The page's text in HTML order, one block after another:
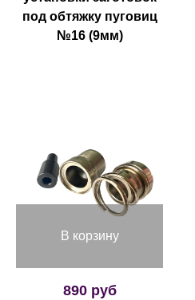
под обтяжку пуговиц
№16 (9мм)
В корзину
890 руб